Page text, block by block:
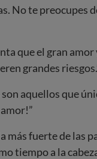
No te preocupes
que el gran
grandes
son aquellos que
más fuerte de las
tiempo a la